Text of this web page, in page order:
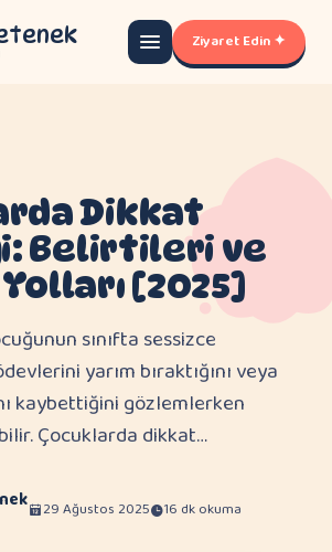
Ziyaret Edin ✦
Dikkat
Belirtileri ve
[2025]
sınıfta sessizce
yarım bıraktığını veya
kaybettiğini gözlemlerken
Çocuklarda dikkat…
29 Ağustos 2025 16 dk okuma